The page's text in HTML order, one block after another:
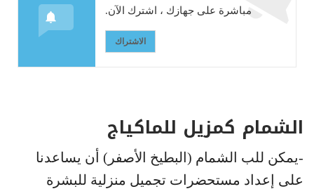
مباشرة على جهازك ، اشترك الآن.
الاشتراك
الشمام كمزيل للماكياج
-يمكن للب الشمام (البطيخ الأصفر) أن يساعدنا
على إعداد مستحضرات تجميل منزلية للبشرة